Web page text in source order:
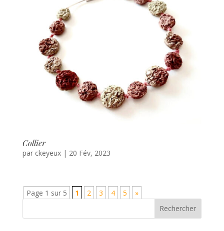
Collier
par ckeyeux| 20 Fév, 2023
Page 1 sur 5 1 2 3 4 5 »